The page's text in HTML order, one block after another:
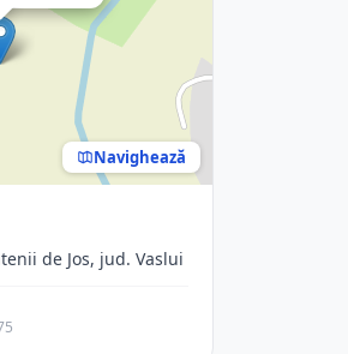
Navighează
de Jos, jud. Vaslui